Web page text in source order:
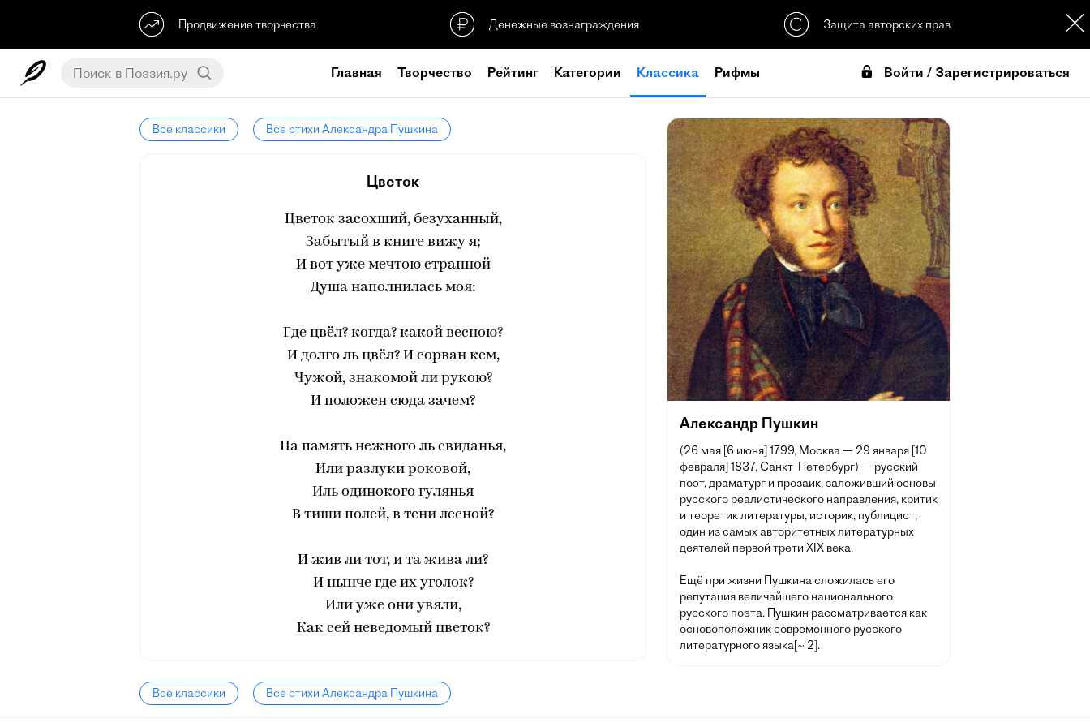
Продвижение творчества Денежные вознаграждения Защита авторских прав
Главная Творчество Рейтинг Категории Классика Рифмы Войти / Зарегистрироваться
Все классики Все стихи Александра Пушкина
Цветок
Цветок засохший, безуханный,
Забытый в книге вижу я;
И вот уже мечтою странной
Душа наполнилась моя:
Где цвёл? когда? какой весною?
И долго ль цвёл? И сорван кем,
Чужой, знакомой ли рукою?
И положен сюда зачем?
На память нежного ль свиданья,
Или разлуки роковой,
Иль одинокого гулянья
В тиши полей, в тени лесной?
И жив ли тот, и та жива ли?
И нынче где их уголок?
Или уже они увяли,
Как сей неведомый цветок?
Все классики Все стихи Александра Пушкина
Александр Пушкин
(26 мая [6 июня] 1799, Москва — 29 января [10
февраля] 1837, Санкт-Петербург) — русский
поэт, драматург и прозаик, заложивший основы
русского реалистического направления, критик
и теоретик литературы, историк, публицист;
один из самых авторитетных литературных
деятелей первой трети XIX века.
Ещё при жизни Пушкина сложилась его
репутация величайшего национального
русского поэта. Пушкин рассматривается как
основоположник современного русского
литературного языка[~ 2].